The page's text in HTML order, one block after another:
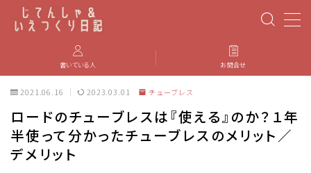
PBP(Paris-Brest-Paris)
エベレスティング
書いている人 お問合せ
2021.06.16 2023.03.01 チューブレス
ロードのチューブレスは『使える』のか？１年
半使って分かったチューブレスのメリット／
デメリット